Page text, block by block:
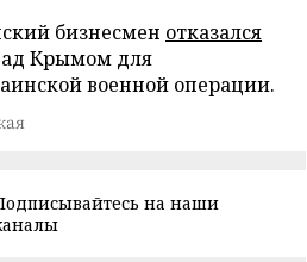
бизнесмен отказался
Крымом для
военной операции.
на наши